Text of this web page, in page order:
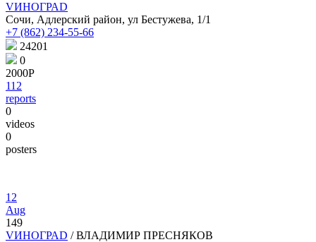
VИНОГРАD
Сочи, Адлерский район, ул Бестужева, 1/1
+7 (862) 234-55-66
24201
0
2000Р
112
reports
0
videos
0
posters
12
Aug
149
VИНОГРАD / ВЛАДИМИР ПРЕСНЯКОВ